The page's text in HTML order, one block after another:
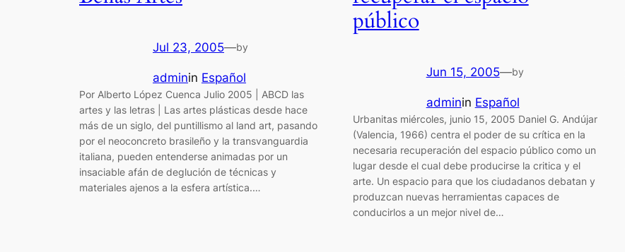
Jul 23, 2005—by
adminin Español
Por Alberto López Cuenca Julio 2005 | ABCD las
artes y las letras | Las artes plásticas desde hace
más de un siglo, del puntillismo al land art, pasando
por el neoconcreto brasileño y la transvanguardia
italiana, pueden entenderse animadas por un
insaciable afán de deglución de técnicas y
materiales ajenos a la esfera artística.…
público
Jun 15, 2005—by
adminin Español
Urbanitas miércoles, junio 15, 2005 Daniel G. Andújar
(Valencia, 1966) centra el poder de su crítica en la
necesaria recuperación del espacio público como un
lugar desde el cual debe producirse la critica y el
arte. Un espacio para que los ciudadanos debatan y
produzcan nuevas herramientas capaces de
conducirlos a un mejor nivel de…